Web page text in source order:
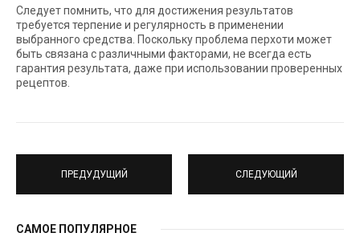
Следует помнить, что для достижения результатов
требуется терпение и регулярность в применении
выбранного средства. Поскольку проблема перхоти может
быть связана с различными факторами, не всегда есть
гарантия результата, даже при использовании проверенных
рецептов.
ПРЕДУДУЩИЙ СЛЕДУЮЩИЙ
САМОЕ ПОПУЛЯРНОЕ